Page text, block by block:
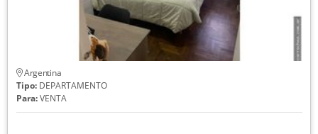
Argentina
Tipo:DEPARTAMENTO
Para:VENTA